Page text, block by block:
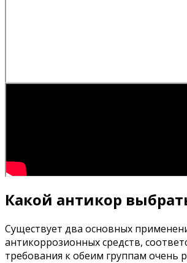
Какой антикор
Существует два основных
антикоррозионных средств,
требования к обеим группам очень